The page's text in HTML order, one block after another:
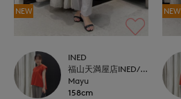
NEW
INED
福山天満屋店INED/7-IDconcept./Maglie
Mayu
158cm
NEW